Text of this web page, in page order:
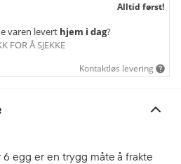
Alltid først!
varen levert hjem i dag?
FOR Å SJEKKE
Kontaktløs levering
egg er en trygg måte å frakte